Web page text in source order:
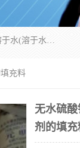
氢氧化钠化学式为NaOH，为一种具有很强腐蚀性的强碱，一般为片状或颗粒形态，易溶于水(溶于水时放热)并形成碱性溶液，另有潮解性，易吸取空气中的水蒸气(潮解)和(变质)。NaOH是化学实验室其中一种必备的化学品，亦为常见的化工品之一。纯品是无色透明的晶体。密度2.130g/cm3。熔点318.4℃。沸点1390℃。工业品含有少量的氯化和碳酸，是白色不透明的晶体。
充料
无水硫
剂的填充